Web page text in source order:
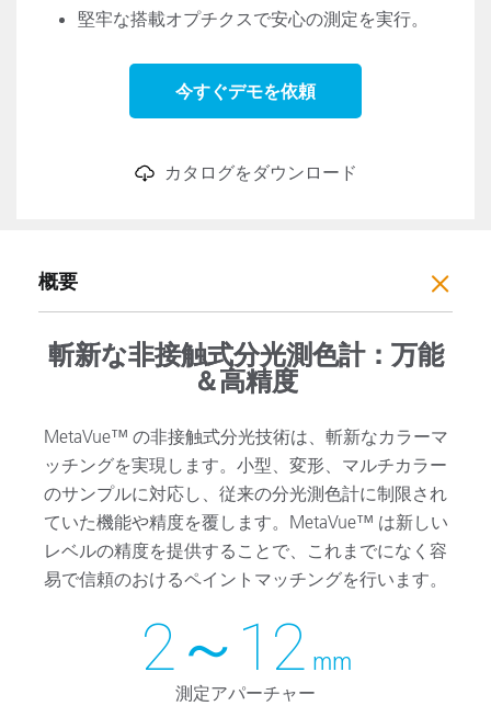
堅牢な搭載オプチクスで安心の測定を実行。
今すぐデモを依頼
カタログをダウンロード
概要
斬新な非接触式分光測色計：万能
＆高精度
MetaVue™ の非接触式分光技術は、斬新なカラーマ
ッチングを実現します。小型、変形、マルチカラー
のサンプルに対応し、従来の分光測色計に制限され
ていた機能や精度を覆します。MetaVue™ は新しい
レベルの精度を提供することで、これまでになく容
易で信頼のおけるペイントマッチングを行います。
2～12 mm
測定アパーチャー